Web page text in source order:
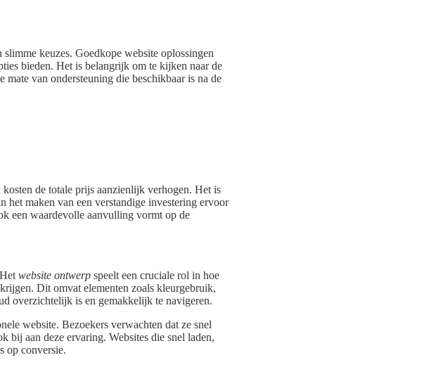
keuzes. Goedkope website oplossingen
bieden. Het is belangrijk om te kijken naar de
van ondersteuning die beschikbaar is na de
de totale prijs aanzienlijk verhogen. Het is
het maken van een verstandige investering ervoor
een waardevolle aanvulling vormt op de
website ontwerp speelt een cruciale rol in hoe
Dit omvat elementen zoals kleurgebruik,
overzichtelijk is en gemakkelijk te navigeren.
website. Bezoekers verwachten dat ze snel
bij aan deze ervaring. Websites die snel laden,
op conversie.